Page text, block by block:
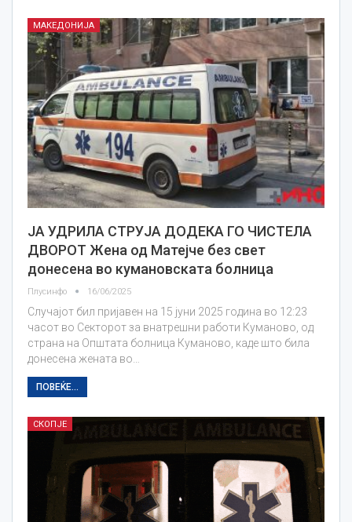
МАКЕДОНИЈА
ЈА УДРИЛА СТРУЈА ДОДЕКА ГО ЧИСТЕЛА
ДВОРОТ Жена од Матејче без свет
донесена во кумановската болница
Плусинфо 16/06/2025
Случајот бил пријавен на 15 јуни 2025 година во 12:23
часот во Секторот за внатрешни работи Куманово, од
страна на Општата болница Куманово, каде што била
донесена жената во…
ПОВЕЌЕ...
СКОПЈЕ